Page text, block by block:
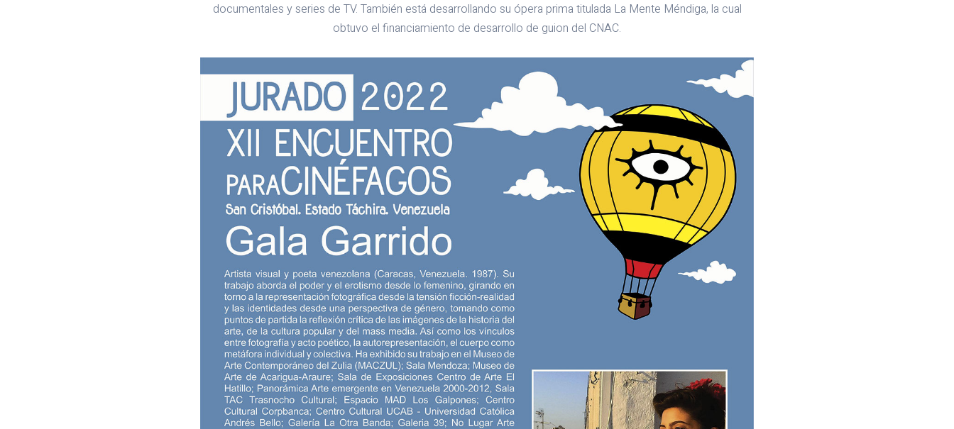
documentales y series de TV. También está desarrollando su ópera prima titulada La Mente Méndiga, la cual
obtuvo el financiamiento de desarrollo de guion del CNAC.